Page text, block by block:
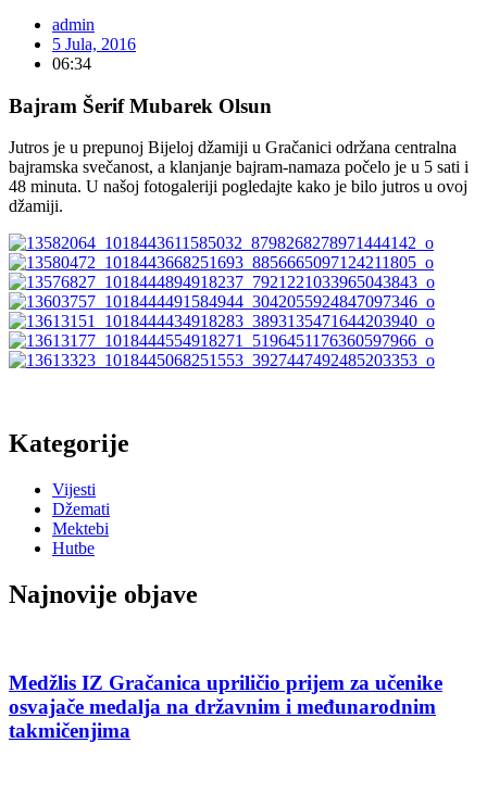
admin
5 Jula, 2016
06:34
Bajram Šerif Mubarek Olsun
Jutros je u prepunoj Bijeloj džamiji u Gračanici održana centralna
bajramska svečanost, a klanjanje bajram-namaza počelo je u 5 sati i
48 minuta. U našoj fotogaleriji pogledajte kako je bilo jutros u ovoj
džamiji.
Kategorije
Vijesti
Džemati
Mektebi
Hutbe
Najnovije objave
Medžlis IZ Gračanica upriličio prijem za učenike
osvajače medalja na državnim i međunarodnim
takmičenjima